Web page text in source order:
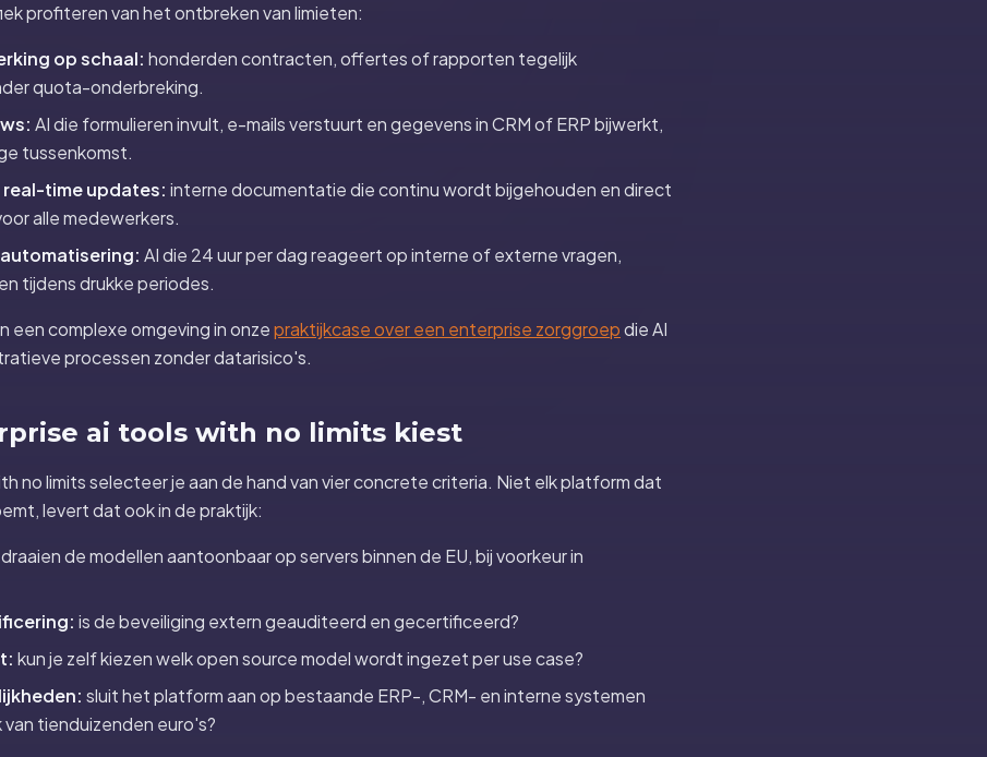
profiteren van het ontbreken van limieten:
op schaal: honderden contracten, offertes of rapporten tegelijk
quota-onderbreking.
AI die formulieren invult, e-mails verstuurt en gegevens in CRM of ERP bijwerkt,
tussenkomst.
real-time updates: interne documentatie die continu wordt bijgehouden en direct
alle medewerkers.
AI die 24 uur per dag reageert op interne of externe vragen,
tijdens drukke periodes.
een complexe omgeving in onzepraktijkcase over een enterprise zorggroepdie AI
processen zonder datarisico's.
ai tools with no limits kiest
no limits selecteer je aan de hand van vier concrete criteria. Niet elk platform dat
levert dat ook in de praktijk:
draaien de modellen aantoonbaar op servers binnen de EU, bij voorkeur in
is de beveiliging extern geauditeerd en gecertificeerd?
kun je zelf kiezen welk open source model wordt ingezet per use case?
sluit het platform aan op bestaande ERP-, CRM- en interne systemen
tienduizenden euro's?